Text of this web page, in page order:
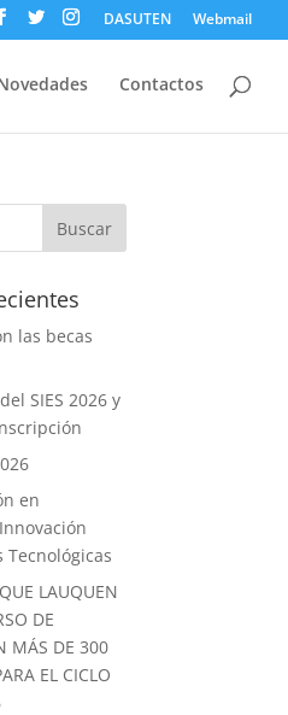
DASUTEN Webmail
Contactos
las becas
SIES 2026 y
en
Tecnológicas
LAUQUEN
DE
MÁS DE 300
EL CICLO